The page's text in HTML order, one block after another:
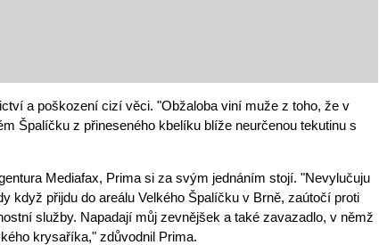
a poškození cizí věci. "Obžaloba viní muže z toho, že v
Špalíčku z přineseného kbelíku blíže neurčenou tekutinu s
Mediafax, Prima si za svým jednáním stojí. "Nevylučuju
když přijdu do areálu Velkého Špalíčku v Brně, zaútočí proti
služby. Napadají můj zevnějšek a také zavazadlo, v němž
krysaříka," zdůvodnil Prima.